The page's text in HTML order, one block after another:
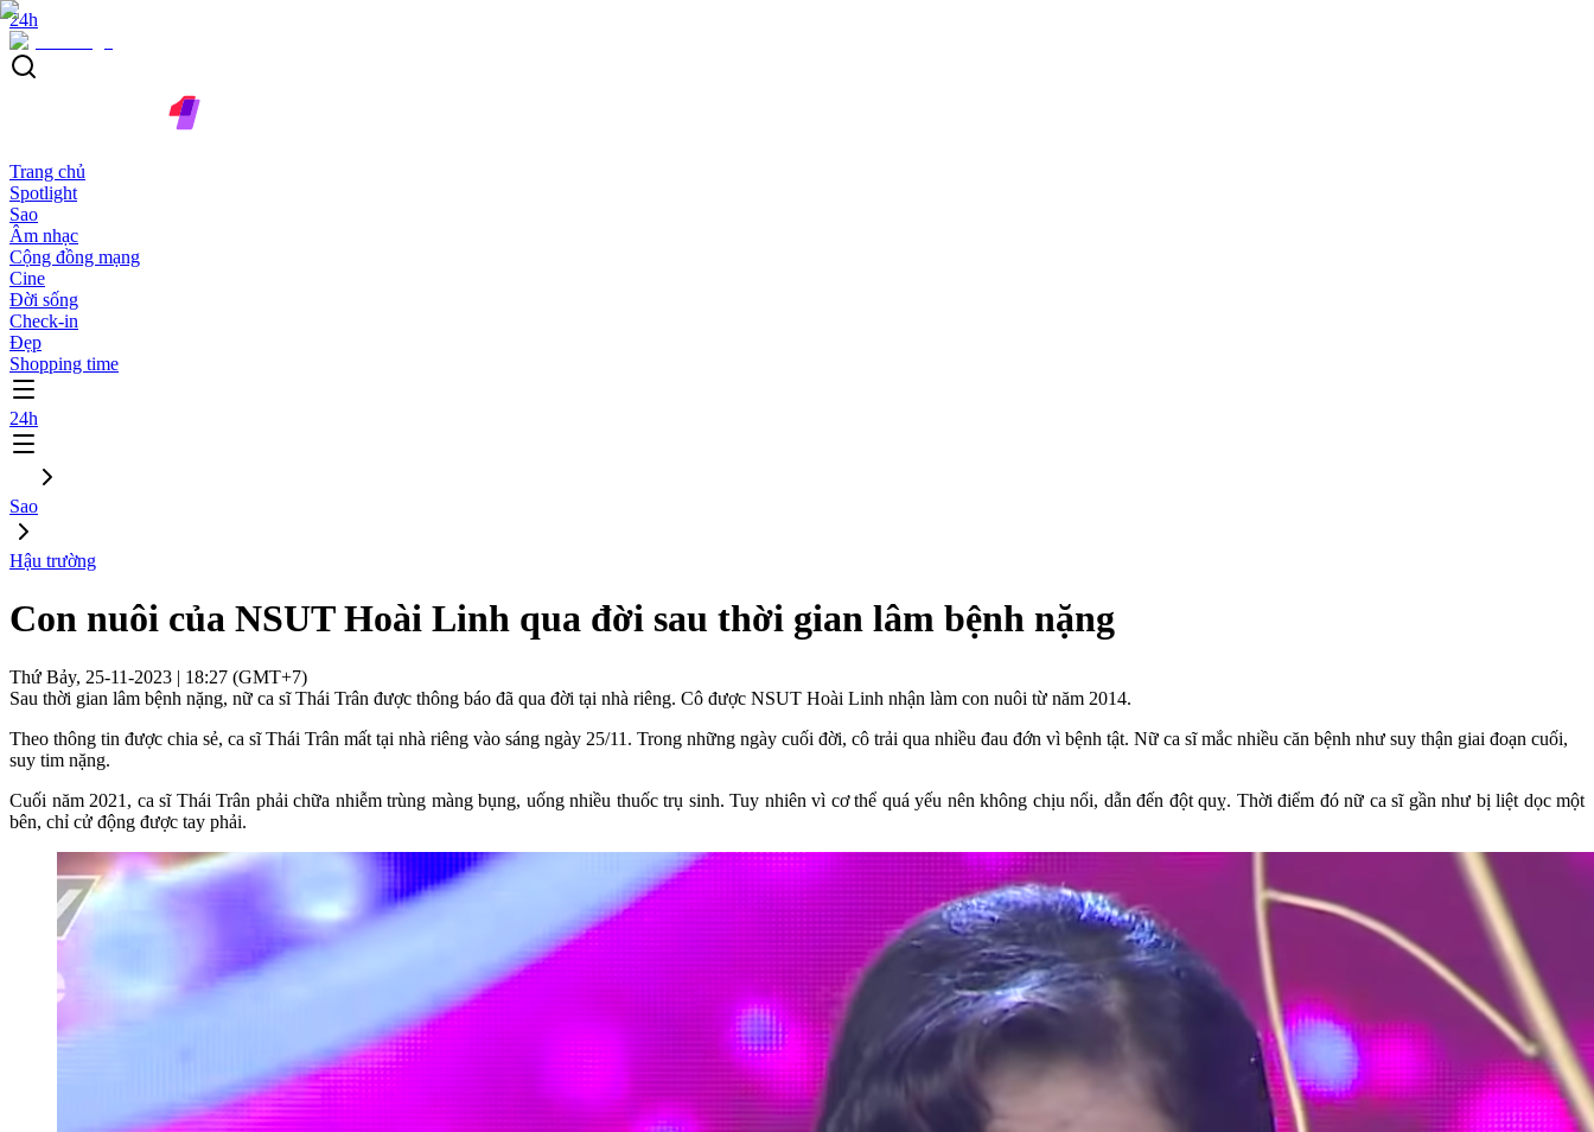
24h
Trang chủ
Spotlight
Sao
Âm nhạc
Cộng đồng mạng
Cine
Đời sống
Check-in
Đẹp
Shopping time
24h
Sao
Hậu trường
Con nuôi của NSUT Hoài Linh qua đời sau thời gian lâm bệnh nặng
Thứ Bảy, 25-11-2023 | 18:27 (GMT+7)
Sau thời gian lâm bệnh nặng, nữ ca sĩ Thái Trân được thông báo đã qua đời tại nhà riêng. Cô được NSUT Hoài Linh nhận làm con nuôi từ năm 2014.
Theo thông tin được chia sẻ, ca sĩ Thái Trân mất tại nhà riêng vào sáng ngày 25/11. Trong những ngày cuối đời, cô trải qua nhiều đau đớn vì bệnh tật. Nữ ca sĩ mắc nhiều căn bệnh như suy thận giai đoạn cuối,
suy tim nặng.
Cuối năm 2021, ca sĩ Thái Trân phải chữa nhiễm trùng màng bụng, uống nhiều thuốc trụ sinh. Tuy nhiên vì cơ thể quá yếu nên không chịu nổi, dẫn đến đột quỵ. Thời điểm đó nữ ca sĩ gần như bị liệt dọc một
bên, chỉ cử động được tay phải.